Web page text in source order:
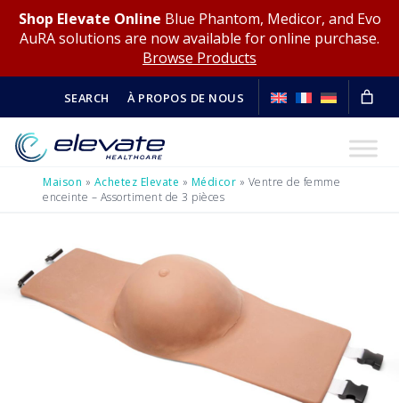
Shop Elevate Online Blue Phantom, Medicor, and Evo
AuRA solutions are now available for online purchase.
Browse Products
SEARCH À PROPOS DE NOUS
Maison » Achetez Elevate » Médicor » Ventre de femme
enceinte – Assortiment de 3 pièces